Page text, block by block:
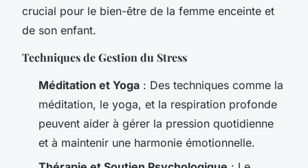
crucial pour le bien-être de la femme enceinte et
de son enfant.
Techniques de Gestion du Stress
Méditation et Yoga : Des techniques comme la
méditation, le yoga, et la respiration profonde
peuvent aider à gérer la pression quotidienne
et à maintenir une harmonie émotionnelle.